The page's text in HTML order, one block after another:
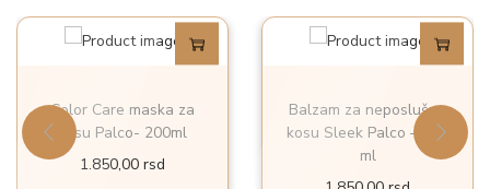
k
i
č
Color Care maska za
kosu Palco- 200ml
1.850,00 rsd
Balzam za neposlušnu
kosu Sleek Palco – 250
ml